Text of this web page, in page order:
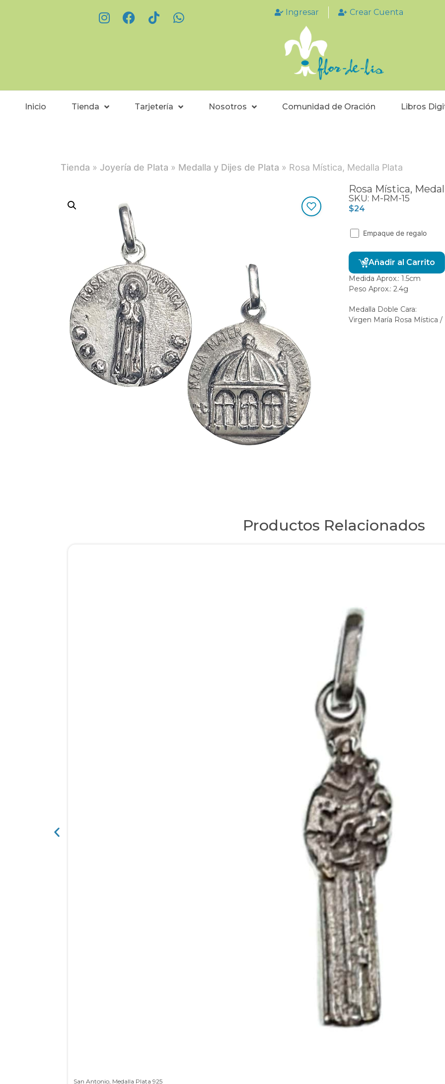
Ingresar Crear Cuenta
Inicio Tienda Tarjetería Nosotros Comunidad de Oración Libros
Tienda » Joyería de Plata » Medalla y Dijes de Plata » Rosa Mística, Medalla Plata
Rosa Mística,
SKU: M-RM-15
$24
Empaque de regalo
Añadir al Carrito
Medida Aprox.: 1.5cm
Peso Aprox.: 2.4g
Medalla Doble Cara:
Virgen María Rosa Mística
Productos Relacionados
San Antonio, Medalla Plata 925